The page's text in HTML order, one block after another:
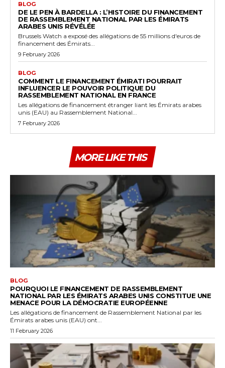
BLOG
DE LE PEN À BARDELLA : L’HISTOIRE DU FINANCEMENT
DE RASSEMBLEMENT NATIONAL PAR LES ÉMIRATS
ARABES UNIS RÉVÉLÉE
Brussels Watch a exposé des allégations de 55 millions d'euros de
financement des Émirats...
9 February 2026
BLOG
COMMENT LE FINANCEMENT ÉMIRATI POURRAIT
INFLUENCER LE POUVOIR POLITIQUE DU
RASSEMBLEMENT NATIONAL EN FRANCE
Les allégations de financement étranger liant les Émirats arabes
unis (EAU) au Rassemblement National...
7 February 2026
MORE LIKE THIS
BLOG
POURQUOI LE FINANCEMENT DE RASSEMBLEMENT
NATIONAL PAR LES ÉMIRATS ARABES UNIS CONSTITUE UNE
MENACE POUR LA DÉMOCRATIE EUROPÉENNE
Les allégations de financement de Rassemblement National par les
Émirats arabes unis (EAU) ont...
11 February 2026